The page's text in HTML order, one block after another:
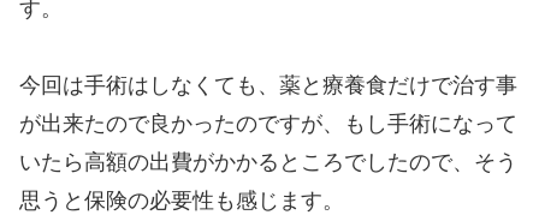
す。
今回は手術はしなくても、薬と療養食だけで治す事
が出来たので良かったのですが、もし手術になって
いたら高額の出費がかかるところでしたので、そう
思うと保険の必要性も感じます。